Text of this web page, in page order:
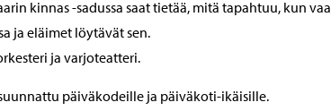
kinnas -sadussa saat tietää, mitä tapahtuu, kun
ja eläimet löytävät sen.
ja varjoteatteri.
päiväkodeille ja päiväkoti-ikäisille.